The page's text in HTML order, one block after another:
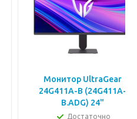
Монитор UltraGear
24G411A-B (24G411A-
B.ADG) 24"
Достаточно